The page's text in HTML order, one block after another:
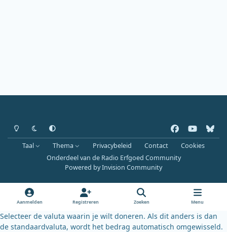
Heldere modus
Donkere modus
Systeemvoorkeur
a
c
e
k
o
u
b
l
u
k
y
Taal Thema Privacybeleid Contact
Cookies
Onderdeel van de Radio Erfgoed Community
Powered byInvision Community
Aanmelden Registreren Zoeken Menu
Selecteer de valuta waarin je wilt doneren. Als dit anders is dan
de standaardvaluta, wordt het bedrag automatisch omgewisseld.